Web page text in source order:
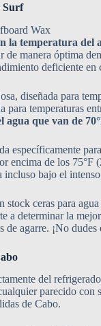
Surf
la temperatura del
manera óptima
deficiente en
diseñada para
para temperaturas
que van de
específicamente
encima de los 75°F
incluso bajo el
ceras para
a determinar la
de agarre. ¡No
del
parecido
de Cabo.